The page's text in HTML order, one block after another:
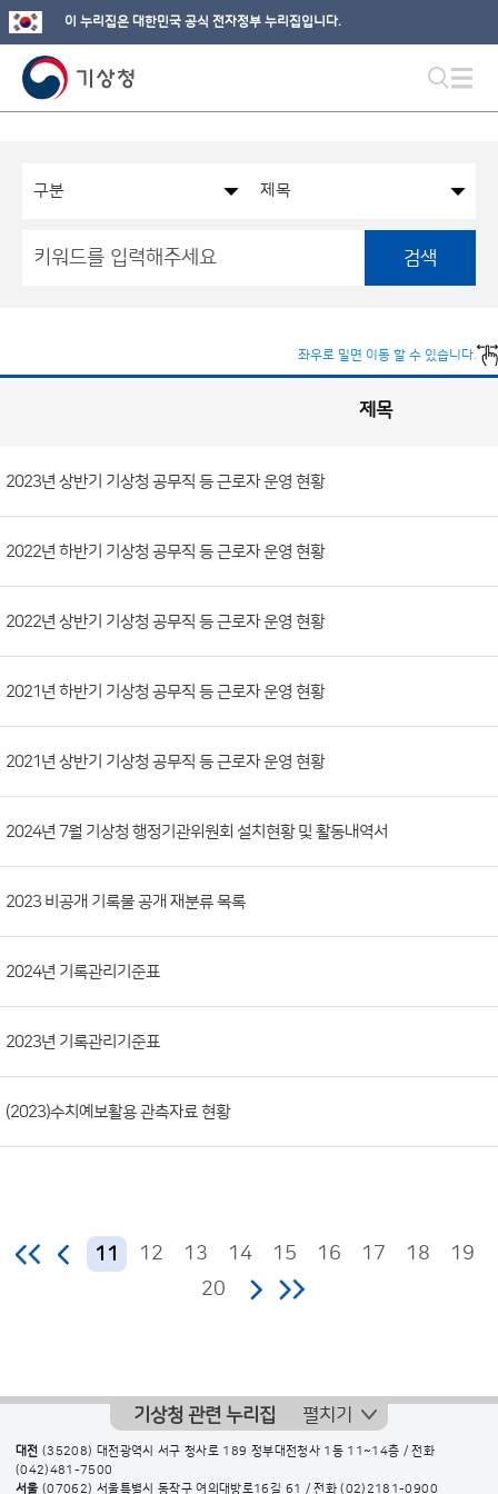
이 누리집은 대한민국 공식 전자정부 누리집입니다.
검색
좌우로 밀면 이동 할 수 있습니다.
공
개
정
보
목
록
류,
첨
부
일,
조
회
제목
2023년 상반기 기상청 공무직 등 근로자 운영 현황
2022년 하반기 기상청 공무직 등 근로자 운영 현황
2022년 상반기 기상청 공무직 등 근로자 운영 현황
2021년 하반기 기상청 공무직 등 근로자 운영 현황
2021년 상반기 기상청 공무직 등 근로자 운영 현황
2024년 7월 기상청 행정기관위원회 설치현황 및 활동내역서
2023 비공개 기록물 공개 재분류 목록
2024년 기록관리기준표
2023년 기록관리기준표
(2023)수치예보활용 관측자료 현황
11 12 13 14 15 16 17 18
19
20
기상청 관련 누리집 펼치기
대전 (35208) 대전광역시 서구 청사로 189 정부대전청사 1동 11~14층 / 전화
(042)481-7500
서울 (07062) 서울특별시 동작구 여의대방로16길 61 / 전화(02)2181-0900